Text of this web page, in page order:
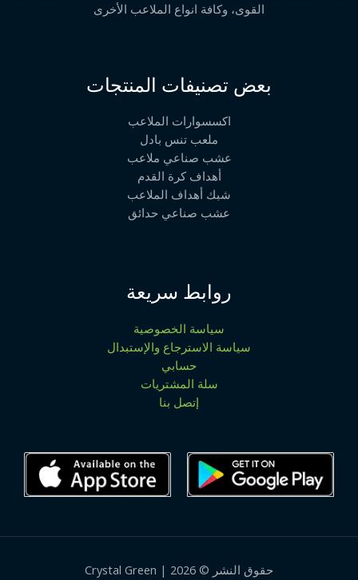
القوى، وكافة انواع الملاعب الأخرى
بعض تصنيفات المنتجات
اكسسوارات الملاعب
ملعب تنس بادل
عشب صناعي ملاعب
أهداف كرة القدم
شبك أهداف الملاعب
عشب صناعي حدائق
روابط سريعة
سياسة الخصوصية
سياسة الاسترجاع والإستبدال
حسابي
سلة المشتريات
إتصل بنا
حقوق النشر © 2026 | Crystal Green